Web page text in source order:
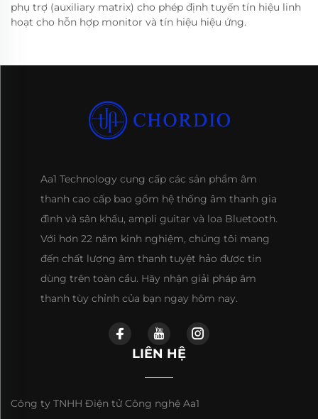
phụ trợ (auxiliary matrix) cho phép định tuyến tín hiệu linh
hoạt cho hỗn hợp monitor và tín hiệu hiệu ứng.
Aa1 Technology cung cấp các sản phẩm âm
thanh cao cấp bao gồm hệ thống âm thanh gia
đình và sân khấu, ampli guitar và loa Bluetooth.
Với hơn 22 năm kinh nghiệm, chúng tôi mang
đến chất lượng âm thanh tuyệt hảo được tin
dùng trên toàn cầu. Hãy nhận giải pháp âm
thanh tùy chỉnh của bạn ngay hôm nay.
LIÊN HỆ
Công ty TNHH Điện tử Công nghệ Aa1